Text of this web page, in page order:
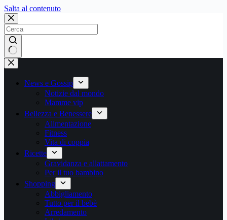
Salta al contenutoSalta
contenuto
Nessun
risultato
News e Gossip
Notizie dal mondo
Mamme vip
Bellezza e Benessere
Alimentazione
Fitness
Vita di coppia
Ricette
Gravidanza e allattamento
Per il tuo bambino
Shopping
Abbigliamento
Tutto per il bebè
Arredamento